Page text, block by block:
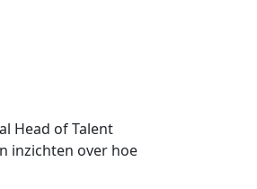
Head of Talent
inzichten over hoe